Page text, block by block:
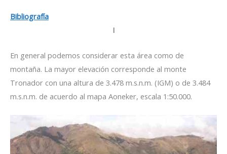
Bibliografía
I
En general podemos considerar esta área como de
montaña. La mayor elevación corresponde al monte
Tronador con una altura de 3.478 m.s.n.m. (IGM) o de 3.484
m.s.n.m. de acuerdo al mapa Aoneker, escala 1:50.000.